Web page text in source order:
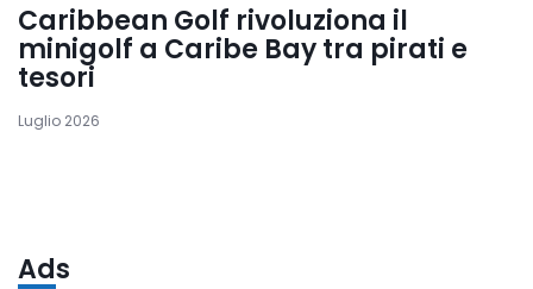
Caribbean Golf rivoluziona il
minigolf a Caribe Bay tra pirati e
tesori
Luglio 2026
Ads